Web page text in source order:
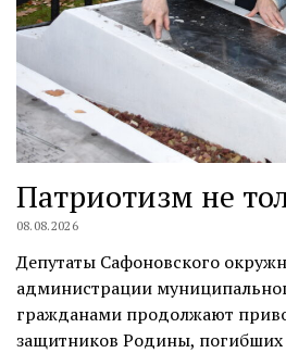
Патриотизм не
08.08.2026
Депутаты Сафоновского
администрации
гражданами продолжают
защитников Родины,